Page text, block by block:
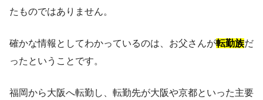
たものではありません。
確かな情報としてわかっているのは、お父さんが転勤族だ
ったということです。
福岡から大阪へ転勤し、転勤先が大阪や京都といった主要